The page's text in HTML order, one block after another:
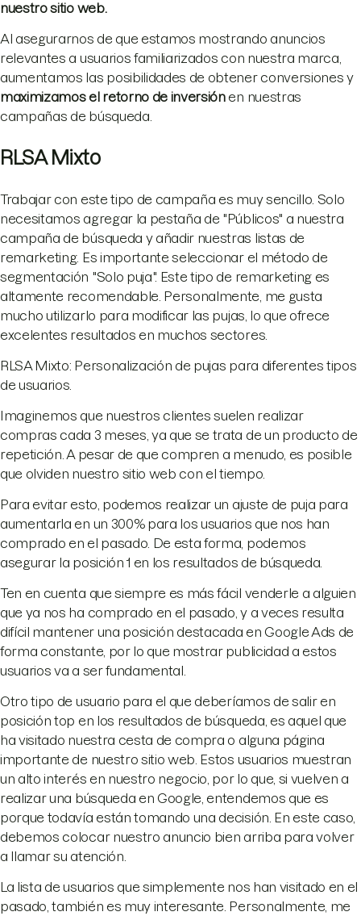
nuestro sitio web.
Al asegurarnos de que estamos mostrando anuncios
relevantes a usuarios familiarizados con nuestra marca,
aumentamos las posibilidades de obtener conversiones y
maximizamos el retorno de inversiónen nuestras
campañas de búsqueda.
RLSA Mixto
Trabajar con este tipo de campaña es muy sencillo. Solo
necesitamos agregar la pestaña de "Públicos" a nuestra
campaña de búsqueda y añadir nuestras listas de
remarketing. Es importante seleccionar el método de
segmentación "Solo puja". Este tipo de remarketing es
altamente recomendable. Personalmente, me gusta
mucho utilizarlo para modificar las pujas, lo que ofrece
excelentes resultados en muchos sectores.
RLSA Mixto: Personalización de pujas para diferentes tipos
de usuarios.
Imaginemos que nuestros clientes suelen realizar
compras cada 3 meses, ya que se trata de un producto de
repetición. A pesar de que compren a menudo, es posible
que olviden nuestro sitio web con el tiempo.
Para evitar esto, podemos realizar un ajuste de puja para
aumentarla en un 300% para los usuarios que nos han
comprado en el pasado. De esta forma, podemos
asegurar la posición 1 en los resultados de búsqueda.
Ten en cuenta que siempre es más fácil venderle a alguien
que ya nos ha comprado en el pasado, y a veces resulta
difícil mantener una posición destacada en Google Ads de
forma constante, por lo que mostrar publicidad a estos
usuarios va a ser fundamental.
Otro tipo de usuario para el que deberíamos de salir en
posición top en los resultados de búsqueda, es aquel que
ha visitado nuestra cesta de compra o alguna página
importante de nuestro sitio web. Estos usuarios muestran
un alto interés en nuestro negocio, por lo que, si vuelven a
realizar una búsqueda en Google, entendemos que es
porque todavía están tomando una decisión. En este caso,
debemos colocar nuestro anuncio bien arriba para volver
a llamar su atención.
La lista de usuarios que simplemente nos han visitado en el
pasado, también es muy interesante. Personalmente, me